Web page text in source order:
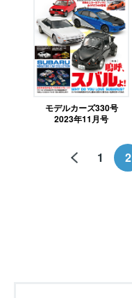
モデルカーズ330号
2023年11月号
1 2